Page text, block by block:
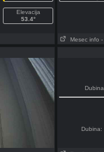
Elevacija
53.4°
Mesec info -
Dubina: